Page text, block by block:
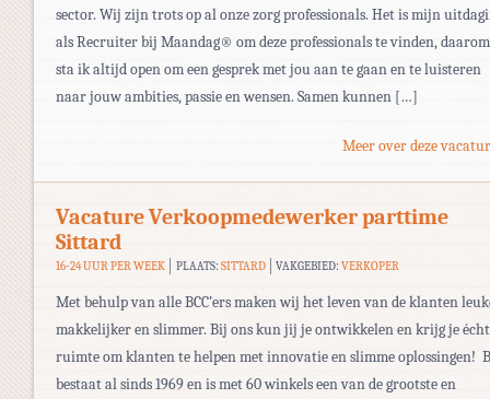
sector. Wij zijn trots op al onze zorg professionals. Het is mijn
als Recruiter bij Maandag® om deze professionals te vinden, daarom
sta ik altijd open om een gesprek met jou aan te gaan en te luisteren
naar jouw ambities, passie en wensen. Samen kunnen […]
Meer over deze
Vacature Verkoopmedewerker parttime
Sittard
16-24 UUR PER WEEK PLAATS: SITTARD VAKGEBIED:VERKOPER
Met behulp van alle BCC’ers maken wij het leven van de klanten
makkelijker en slimmer. Bij ons kun jij je ontwikkelen en krijg je
ruimte om klanten te helpen met innovatie en slimme oplossingen!
bestaat al sinds 1969 en is met 60 winkels een van de grootste en